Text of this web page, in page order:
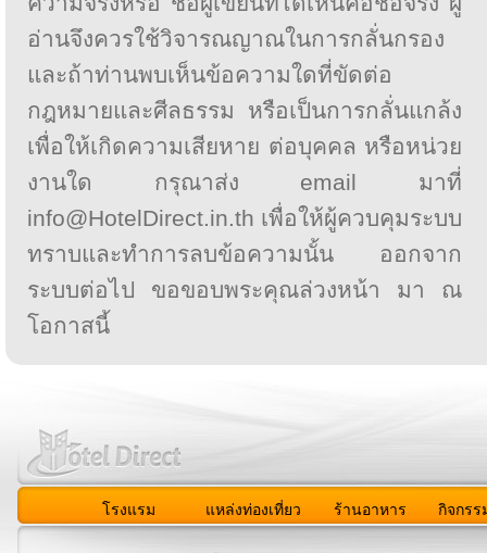
อ่านจึงควรใช้วิจารณญาณในการกลั่นกรอง
และถ้าท่านพบเห็นข้อความใดที่ขัดต่อ
กฎหมายและศีลธรรม หรือเป็นการกลั่นแกล้ง
เพื่อให้เกิดความเสียหาย ต่อบุคคล หรือหน่วย
งานใด กรุณาส่ง email มาที่
info@HotelDirect.in.th เพื่อให้ผู้ควบคุมระบบ
ทราบและทำการลบข้อความนั้น ออกจาก
ระบบต่อไป ขอขอบพระคุณล่วงหน้า มา ณ
โอกาสนี้
โรงแรม แหล่งท่องเที่ยว ร้านอาหาร กิจกรร